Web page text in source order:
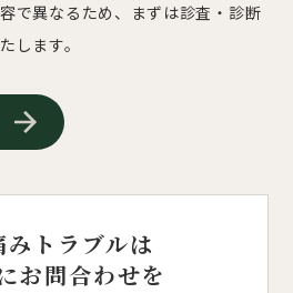
で異なるため、まずは診査・診断
します。
みトラブルは
お問合わせを